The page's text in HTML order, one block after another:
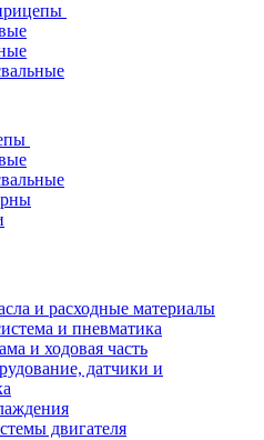
и расходные материалы
и пневматика
и ходовая часть
датчики и
двигателя